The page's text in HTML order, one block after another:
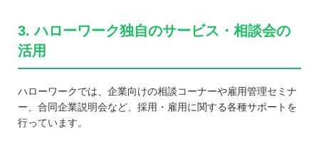
3. ハローワーク独自のサービス・相談会の
活用
ハローワークでは、企業向けの相談コーナーや雇用管理セミナ
ー、合同企業説明会など、採用・雇用に関する各種サポートを
行っています。